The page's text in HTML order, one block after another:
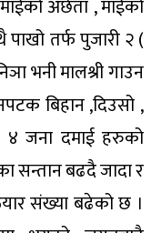
अछेता , माईको
तर्फ पुजारी २ (
भनी मालश्री गाउन
बिहान ,दिउसो ,
जना दमाई हरुको
सन्तान बढदै जादा र
संख्या बढेको छ ।